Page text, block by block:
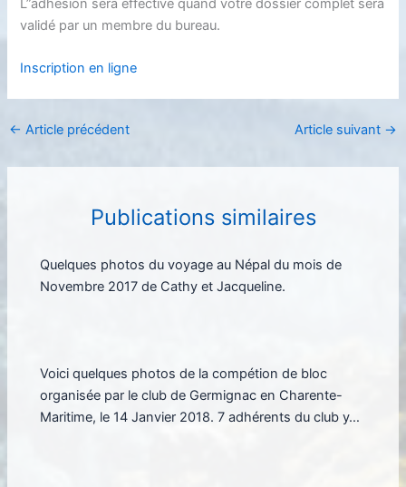
L”adhésion sera effective quand votre dossier complet sera
validé par un membre du bureau.
Inscription en ligne
← Article précédent Article suivant →
Publications similaires
Quelques photos du voyage au Népal du mois de
Novembre 2017 de Cathy et Jacqueline.
Voici quelques photos de la compétion de bloc
organisée par le club de Germignac en Charente-
Maritime, le 14 Janvier 2018. 7 adhérents du club y…